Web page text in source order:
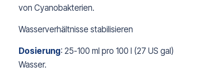
von Cyanobakterien.
Wasserverhältnisse stabilisieren
Dosierung: 25-100 ml pro 100 l (27 US gal)
Wasser.